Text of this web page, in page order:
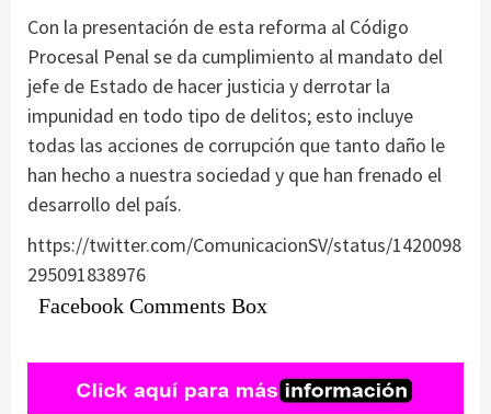
Con la presentación de esta reforma al Código
Procesal Penal se da cumplimiento al mandato del
jefe de Estado de hacer justicia y derrotar la
impunidad en todo tipo de delitos; esto incluye
todas las acciones de corrupción que tanto daño le
han hecho a nuestra sociedad y que han frenado el
desarrollo del país.
https://twitter.com/ComunicacionSV/status/1420098
295091838976
Facebook Comments Box